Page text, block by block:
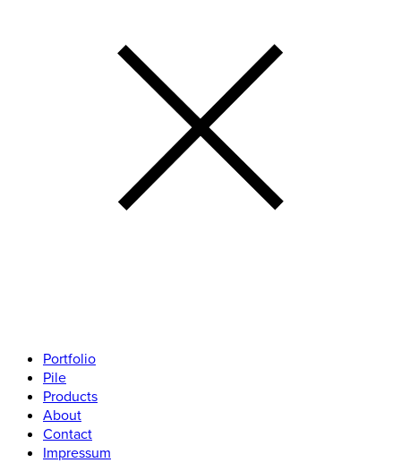
Portfolio
Pile
Products
About
Contact
Impressum